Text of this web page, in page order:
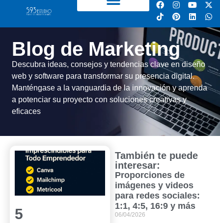
Blog de Marketing
Descubra ideas, consejos y tendencias clave en diseño
web y software para transformar su presencia digital.
Manténgase a la vanguardia de la innovación y aprenda
a potenciar su proyecto con soluciones creativas y
eficaces
5
También te puede
interesar:
Proporciones de
imágenes y videos
para redes sociales:
1:1, 4:5, 16:9 y más
06/04/2026